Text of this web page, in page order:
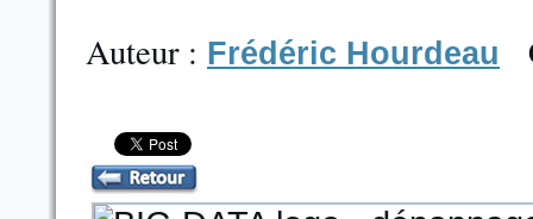
Auteur : Frédéric Hourdeau